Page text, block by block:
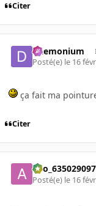
Citer
Daemonium
Posté(e) le 16
ça fait ma
Citer
Posté(e) le 16